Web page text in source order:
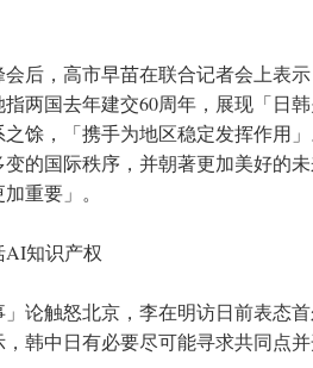
后，高市早苗在联合记者会上表
两国去年建交60周年，展现「日
馀，「携手为地区稳定发挥作用
的国际秩序，并朝著更加美好的
重要」。
AI知识产权
论触怒北京，李在明访日前表态
韩中日有必要尽可能寻求共同点